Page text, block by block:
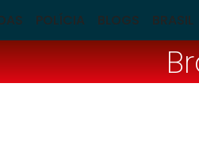
POLÍCIA BLOGS BRASIL